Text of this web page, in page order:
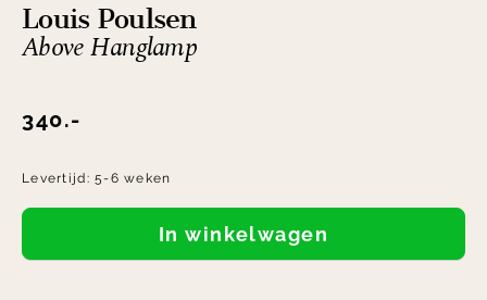
Louis Poulsen
Above Hanglamp
340.-
Levertijd:5-6 weken
In winkelwagen